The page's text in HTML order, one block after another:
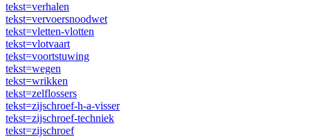
tekst=verhalen
tekst=vervoersnoodwet
tekst=vletten-vlotten
tekst=vlotvaart
tekst=voortstuwing
tekst=wegen
tekst=wrikken
tekst=zelflossers
tekst=zijschroef-h-a-visser
tekst=zijschroef-techniek
tekst=zijschroef